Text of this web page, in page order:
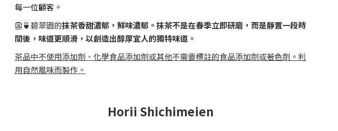
每一位顧客。
👺🍵碧翠園的抹茶香甜濃郁，鮮味濃郁。抹茶不是在春季立即研磨，而是靜置一段時
間後，味道更順滑，以創造出醇厚宜人的獨特味道。
茶品中不使用添加劑、化學食品添加劑或其他不需要標註的食品添加劑或著色劑。利
用自然風味而製作。
Horii Shichimeien